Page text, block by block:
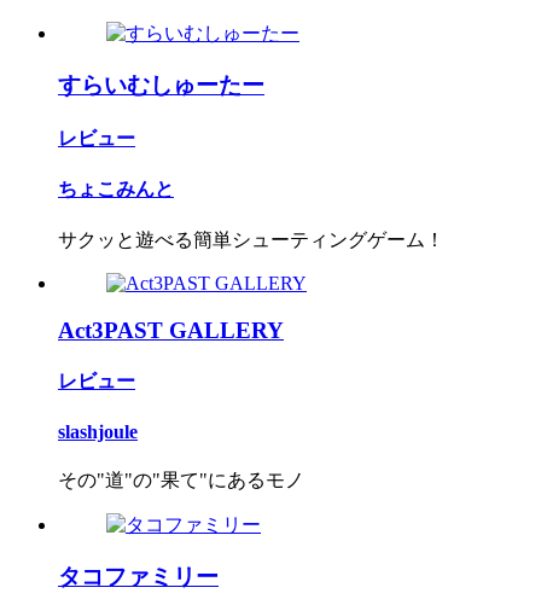
すらいむしゅーたー
レビュー
ちょこみんと
サクッと遊べる簡単シューティングゲーム！
Act3PAST GALLERY
レビュー
slashjoule
その"道"の"果て"にあるモノ
タコファミリー